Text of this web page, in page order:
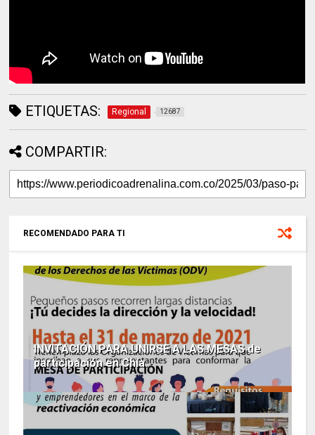
ETIQUETAS: Regional 12687
COMPARTIR:
RECOMENDADO PARA TI
INVITACIÓN PARA UNIRSE A LAS MESAS de
participación en Chía.